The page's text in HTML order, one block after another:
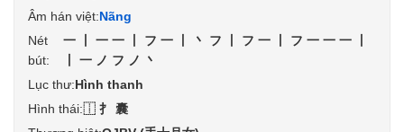
Âm hán việt:Nãng
Nét
bút:
一丨一一丨フ一丨丶フ丨フ一丨フ一一一丨
丨一ノフノ丶
Lục thư:Hình thanh
Hình thái:⿰⺘囊